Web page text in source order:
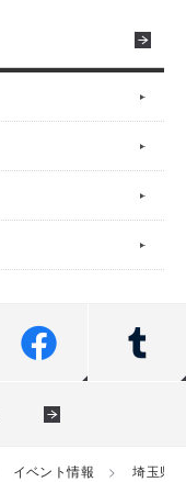
イベント情報 埼玉県